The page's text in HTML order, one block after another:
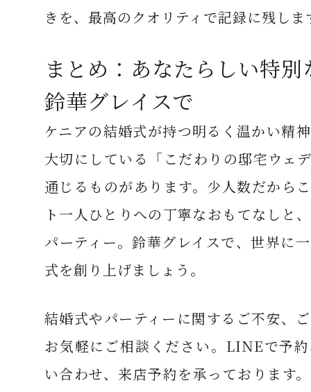
きを、最高のクオリティで記録に残しま
まとめ：あなたらしい特
鈴華グレイスで
ケニアの結婚式が持つ明るく温かい精
大切にしている「こだわりの邸宅ウェ
通じるものがあります。少人数だから
ト一人ひとりへの丁寧なおもてなしと
パーティー。鈴華グレイスで、世界に
式を創り上げましょう。
結婚式やパーティーに関するご不安、
お気軽にご相談ください。LINEで予
い合わせ、来店予約を承っております